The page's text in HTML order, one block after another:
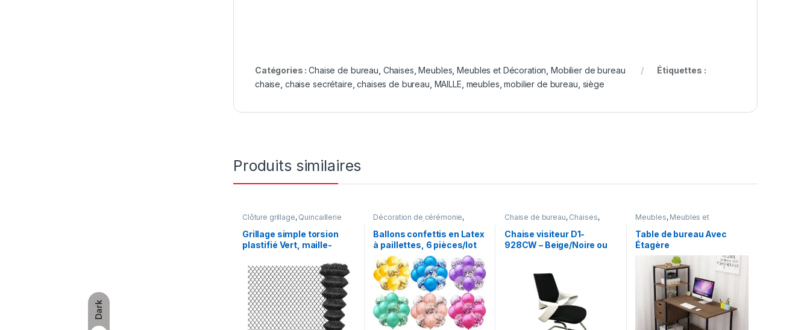
Dark
Catégories :Chaise de bureau Chaises ,Meubles ,Meubles et Décoration ,Mobilier de bureau
Étiquettes :
chaise chaise secrétaire ,chaises de bureau MAILLE meubles ,mobilier de bureau siège
Produits similaires
Clôture grillage, Quincaillerie
Grillage simple torsion
plastifié Vert, maille-
hauteur de 2m et de
longueur 25 m
Décoration de cérémonie,
Meubles et Décoration
Ballons confettis en Latex
à paillettes, 6 pièces/lot
Chaise de bureau, Chaises,
Décoration,Mobilier de bureau
Chaise visiteur D1-
928CW – Beige/Noire ou
Meubles, Meubles et
Décoration
Table de bureau Avec
Étagère